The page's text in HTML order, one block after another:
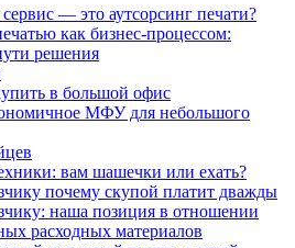
— это аутсорсинг печати?
как бизнес-процессом:
решения
в большой офис
МФУ для небольшого
вам шашечки или ехать?
почему скупой платит дважды
наша позиция в отношении
расходных материалов